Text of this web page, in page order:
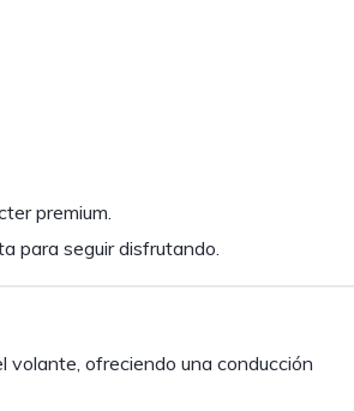
premium.
para seguir disfrutando.
volante, ofreciendo una conducción